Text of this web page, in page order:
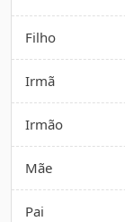
Filho
Irmã
Irmão
Mãe
Pai